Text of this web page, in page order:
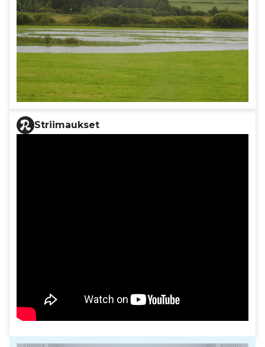
Striimaukset